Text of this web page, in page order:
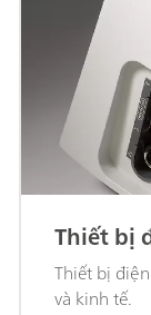
Thiết bị
Thiết bị
và kinh tế.